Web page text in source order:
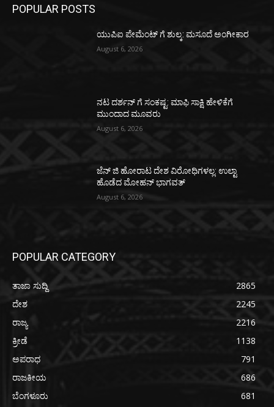
POPULAR POSTS
ಯುಪಿಐ ಪೇಮೆಂಟ್ ಗೆ ಶುಲ್ಕ: ಮಸೂದೆ ಅಂಗೀಕಾರ
August 6, 2026
ನಟ ದರ್ಶನ್ ಗೆ ಸಂಕಷ್ಟ: ಮಾಫಿ ಸಾಕ್ಷಿ ಹೇಳಿಕೆಗೆ
ಮುಂದಾದ ಮೂವರು
August 6, 2026
ಜೆನ್ ಜಿ ಹೋರಾಟ ದೇಶ ವಿರೋಧಿಗಳಲ್ಲ: ಉಲ್ಟಾ
ಹೊಡೆದ ಮೋಹನ್ ಭಾಗವತ್
August 6, 2026
POPULAR CATEGORY
ತಾಜಾ ಸುದ್ದಿ
2865
ದೇಶ
2245
ರಾಜ್ಯ
2216
ಕ್ರೀಡೆ
1138
ಅಪರಾಧ
791
ರಾಜಕೀಯ
686
ಬೆಂಗಳೂರು
681